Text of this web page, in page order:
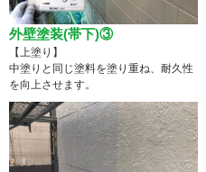
外壁塗装(帯下)③
【上塗り】
中塗りと同じ塗料を塗り重ね、耐久性
を向上させます。